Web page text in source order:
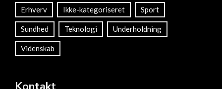
Erhverv Ikke-kategoriseret Sport
Sundhed Teknologi Underholdning
Videnskab